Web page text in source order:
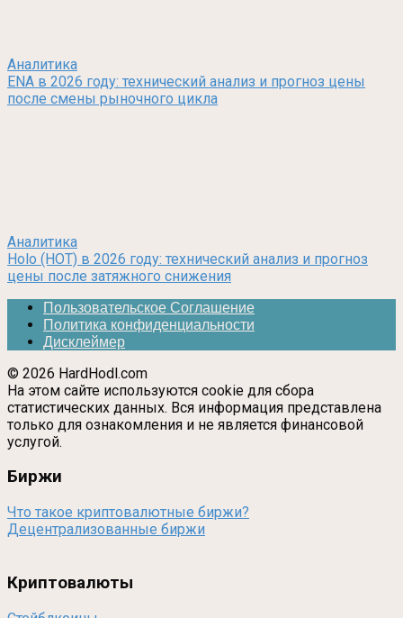
Аналитика
ENA в 2026 году: технический анализ и прогноз цены
после смены рыночного цикла
Аналитика
Holo (HOT) в 2026 году: технический анализ и прогноз
цены после затяжного снижения
Пользовательское Соглашение
Политика конфиденциальности
Дисклеймер
© 2026 HardHodl.com
На этом сайте используются cookie для сбора
статистических данных. Вся информация представлена
только для ознакомления и не является финансовой
услугой.
Биржи
Что такое криптовалютные биржи?
Децентрализованные биржи
Криптовалюты